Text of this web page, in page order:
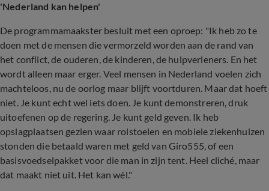
'Nederland kan helpen'
De programmamaakster besluit met een oproep: "Ik heb zo te
doen met de mensen die vermorzeld worden aan de rand van
het conflict, de ouderen, de kinderen, de hulpverleners. En het
wordt alleen maar erger. Veel mensen in Nederland voelen zich
machteloos, nu de oorlog maar blijft voortduren. Maar dat hoeft
niet. Je kunt echt wel iets doen. Je kunt demonstreren, druk
uitoefenen op de regering. Je kunt geld geven. Ik heb
opslagplaatsen gezien waar rolstoelen en mobiele ziekenhuizen
stonden die betaald waren met geld van Giro555, of een
basisvoedselpakket voor die man in zijn tent. Heel cliché, maar
dat maakt niet uit. Het kan wél."